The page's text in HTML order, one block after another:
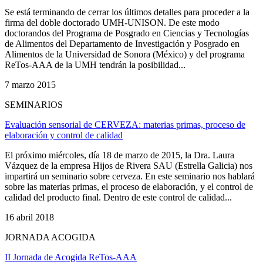
Se está terminando de cerrar los últimos detalles para proceder a la
firma del doble doctorado UMH-UNISON. De este modo
doctorandos del Programa de Posgrado en Ciencias y Tecnologías
de Alimentos del Departamento de Investigación y Posgrado en
Alimentos de la Universidad de Sonora (México) y del programa
ReTos-AAA de la UMH tendrán la posibilidad...
7 marzo 2015
SEMINARIOS
Evaluación sensorial de CERVEZA: materias primas, proceso de
elaboración y control de calidad
El próximo miércoles, día 18 de marzo de 2015, la Dra. Laura
Vázquez de la empresa Hijos de Rivera SAU (Estrella Galicia) nos
impartirá un seminario sobre cerveza. En este seminario nos hablará
sobre las materias primas, el proceso de elaboración, y el control de
calidad del producto final. Dentro de este control de calidad...
16 abril 2018
JORNADA ACOGIDA
II Jornada de Acogida ReTos-AAA